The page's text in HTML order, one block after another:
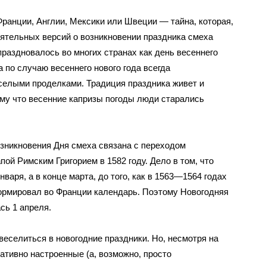
Англии, Мексики или Швеции — тайна, которая,
версий о возникновении праздника смеха
во многих странах как день весеннего
случаю весеннего нового года всегда
проделками. Традиция праздника живет и
что весенние капризы погоды люди старались
Дня смеха связана с переходом
Римским Григорием в 1582 году. Дело в том, что
, а в конце марта, до того, как в 1563—1564 годах
во Франции календарь. Поэтому Новогодняя
1 апреля.
в новогодние праздники. Но, несмотря на
настроенные (а, возможно, просто